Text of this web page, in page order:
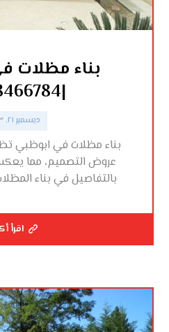
بناء مظلات
|0558466784|
ديسمبر ٢١, ٢٠٢٣
بناء مظلات في ابوظبي
عروض التصميم، مما يعكس
بالتفاصيل في بناء
اقرأ